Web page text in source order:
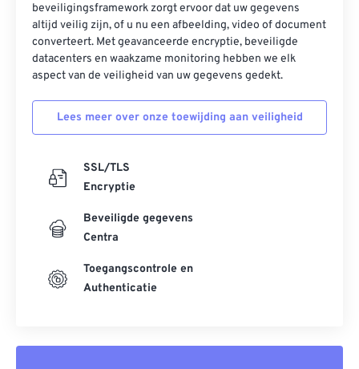
beveiligingsframework zorgt ervoor dat uw gegevens
altijd veilig zijn, of u nu een afbeelding, video of document
converteert. Met geavanceerde encryptie, beveiligde
datacenters en waakzame monitoring hebben we elk
aspect van de veiligheid van uw gegevens gedekt.
Lees meer over onze toewijding aan veiligheid
SSL/TLS
Encryptie
Beveiligde gegevens
Centra
Toegangscontrole en
Authenticatie